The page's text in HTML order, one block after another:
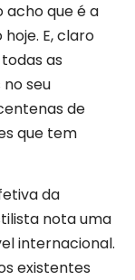
acho que é a
E, claro
as
seu
de
que tem
da
nota uma
internacional.
existentes